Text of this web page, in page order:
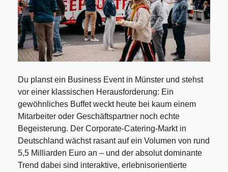
Du planst ein Business Event in Münster und stehst
vor einer klassischen Herausforderung: Ein
gewöhnliches Buffet weckt heute bei kaum einem
Mitarbeiter oder Geschäftspartner noch echte
Begeisterung. Der Corporate-Catering-Markt in
Deutschland wächst rasant auf ein Volumen von rund
5,5 Milliarden Euro an – und der absolut dominante
Trend dabei sind interaktive, erlebnisorientierte